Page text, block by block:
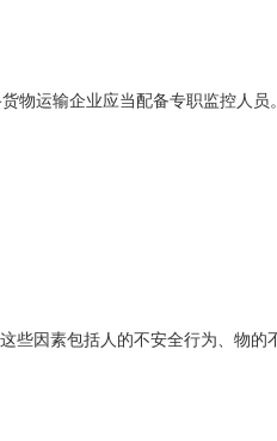
物运输企业应当配备专职监控人
些因素包括人的不安全行为、物